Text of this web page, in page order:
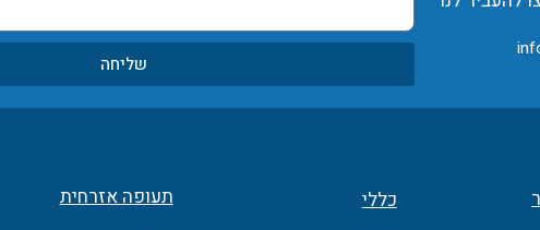
שליחה
כללי תעופה אזרחית